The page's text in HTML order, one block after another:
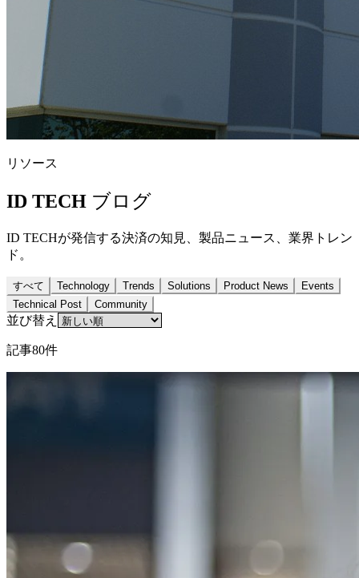
リソース
ID TECH ブログ
ID TECHが発信する決済の知見、製品ニュース、業界トレン
ド。
すべて Technology Trends Solutions Product News
Events
Technical Post
Community
並び替え
記事80件